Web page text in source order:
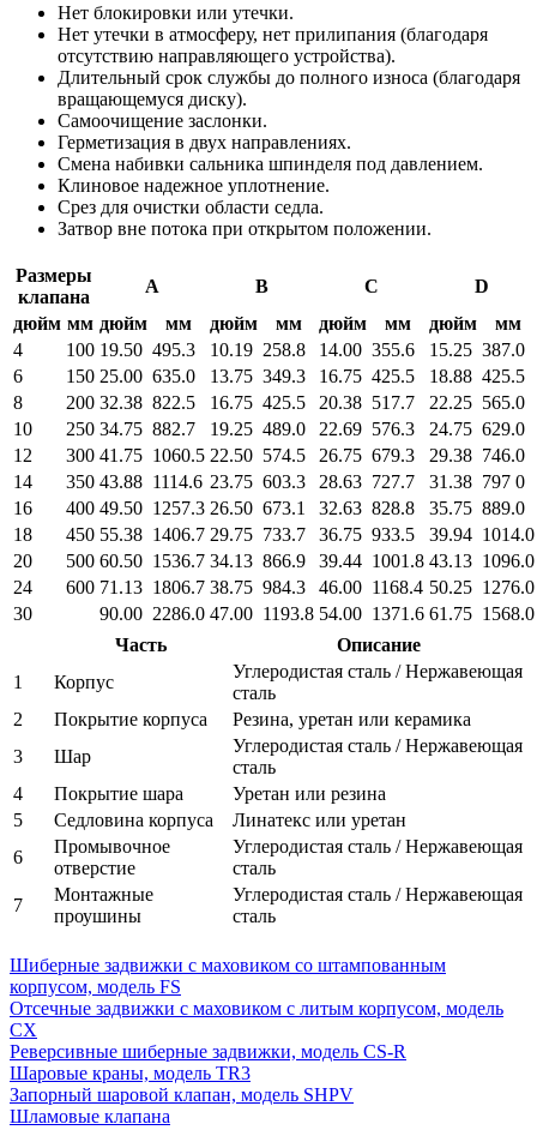
Нет блокировки или утечки.
Нет утечки в атмосферу, нет прилипания (благодаря
отсутствию направляющего устройства).
Длительный срок службы до полного износа (благодаря
вращающемуся диску).
Самоочищение заслонки.
Герметизация в двух направлениях.
Смена набивки сальника шпинделя под давлением.
Клиновое надежное уплотнение.
Срез для очистки области седла.
Затвор вне потока при открытом положении.
Размеры
клапана
А B С
D
дюйм мм дюйм мм дюйм мм дюйм мм дюйм
мм
4
100 19.50 495.3 10.19 258.8 14.00 355.6 15.25 387.0
6
150 25.00 635.0 13.75 349.3 16.75 425.5 18.88 425.5
8
200 32.38 822.5 16.75 425.5 20.38 517.7 22.25 565.0
10
250 34.75 882.7 19.25 489.0 22.69 576.3 24.75 629.0
12
300 41.75 1060.5 22.50 574.5 26.75 679.3 29.38 746.0
14
350 43.88 1114.6 23.75 603.3 28.63 727.7 31.38 797 0
16
400 49.50 1257.3 26.50 673.1 32.63 828.8 35.75 889.0
18
450 55.38 1406.7 29.75 733.7 36.75 933.5 39.94 1014.0
20
500 60.50 1536.7 34.13 866.9 39.44 1001.8 43.13 1096.0
24
600 71.13 1806.7 38.75 984.3 46.00 1168.4 50.25 1276.0
30
90.00 2286.0 47.00 1193.8 54.00 1371.6 61.75 1568.0
Часть
Описание
1
Корпус
Углеродистая сталь / Нержавеющая
сталь
2
Покрытие корпуса
Резина, уретан или керамика
3
Шар
Углеродистая сталь / Нержавеющая
сталь
4
Покрытие шара
Уретан или резина
5
Седловина корпуса
Линатекс или уретан
6
Промывочное
отверстие
Углеродистая сталь / Нержавеющая
сталь
7
Монтажные
проушины
Углеродистая сталь / Нержавеющая
сталь
Шиберные задвижки с маховиком со штампованным
корпусом, модель FS
Отсечные задвижки с маховиком с литым корпусом, модель
СХ
Реверсивные шиберные задвижки, модель СS-R
Шаровые краны, модель TR3
Запорный шаровой клапан, модель SHPV
Шламовые клапана